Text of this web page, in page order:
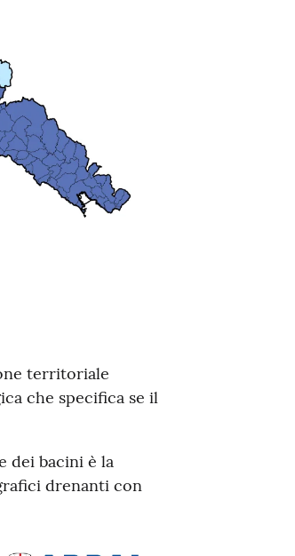
territoriale
che specifica se il
dei bacini è la
drenanti con